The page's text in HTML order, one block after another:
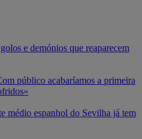
e demónios que reaparecem
público acabaríamos a primeira
médio espanhol do Sevilha já tem